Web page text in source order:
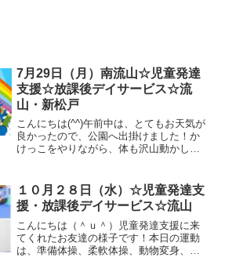
7月29日（月）南流山☆児童発達
支援☆放課後デイサービス☆流
山・新松戸
こんにちは(^^)午前中は、とてもお天気が
良かったので、公園へ出掛けました！か
けっこをやりながら、体も沢山動かし
の、放課後デイサービスのお友達の様子
です！ラジオ...
１０月２８日（水）☆児童発達支
援・放課後デイサービス☆流山
こんにちは（＾ｕ＾）児童発達支援に来
てくれたお友達の様子です！本日の運動
は、準備体操、柔軟体操、動物変身、逆